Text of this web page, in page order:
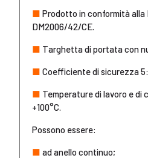
■ Prodotto in conformità alla
DM2006/42/CE.
■ Targhetta di portata con
■ Coefficiente di sicurezza
■ Temperature di lavoro e di
+100°C.
Possono essere:
■ ad anello continuo;